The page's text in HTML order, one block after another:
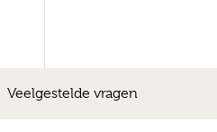
Veelgestelde vragen